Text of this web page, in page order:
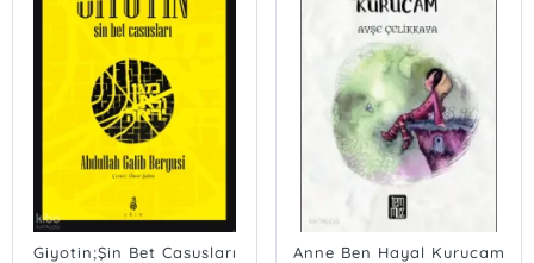
Giyotin;Şin Bet Casusları Anne Ben Hayal Kurucam